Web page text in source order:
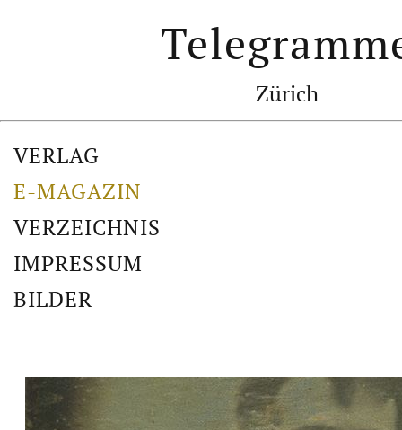
Zürich
VERLAG
E-MAGAZIN
VERZEICHNIS
IMPRESSUM
BILDER